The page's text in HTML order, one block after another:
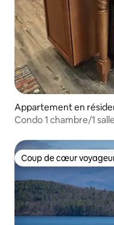
Appartement en
Condo 1 chambre/1
Coup de cœur
Coup de cœur